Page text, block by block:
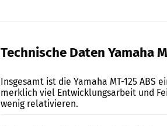
Technische Daten Yamaha
Insgesamt ist die Yamaha MT-125 ABS
merklich viel Entwicklungsarbeit und
wenig rela­tivieren.